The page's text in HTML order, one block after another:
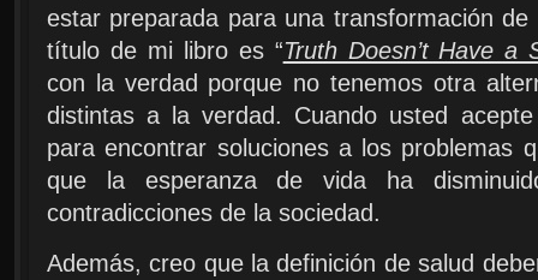
estar preparada para una transformación
título de mi libro es “Truth Doesn’t Have a
con la verdad porque no tenemos otra
distintas a la verdad. Cuando usted
para encontrar soluciones a los problemas
que la esperanza de vida ha
contradicciones de la sociedad.
Además, creo que la definición de salud